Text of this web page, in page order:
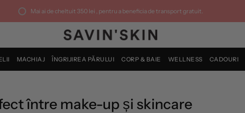
Mai ai de cheltuit 350 lei , pentru a beneficia de transport gratuit.
MACHIAJ ÎNGRIJIREA PĂRULUI CORP & BAIE WELLNESS CADOURI
între make-up și skincare